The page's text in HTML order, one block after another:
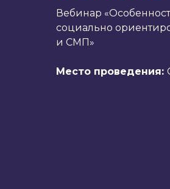
Вебинар
социально
и СМП»
Место проведения: